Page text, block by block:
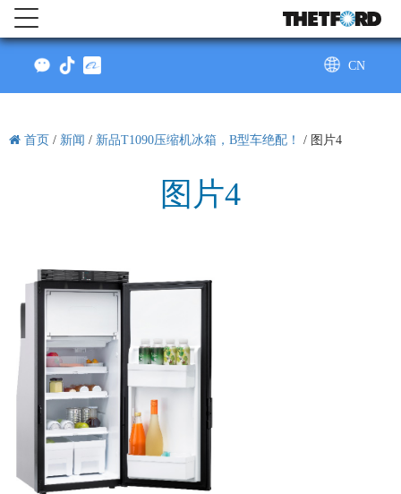
CN
首页 / 新闻 / 新品T1090压缩机冰箱，B型车绝配！ / 图片4
图片4